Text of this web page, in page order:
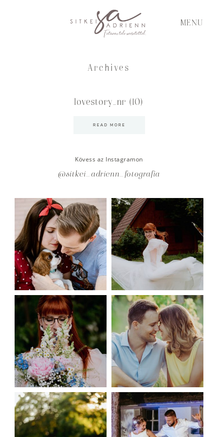
MENU
Archives
lovestory_nr (10)
READ MORE
Kövess az Instagramon
@sitkei_adrienn_fotografia